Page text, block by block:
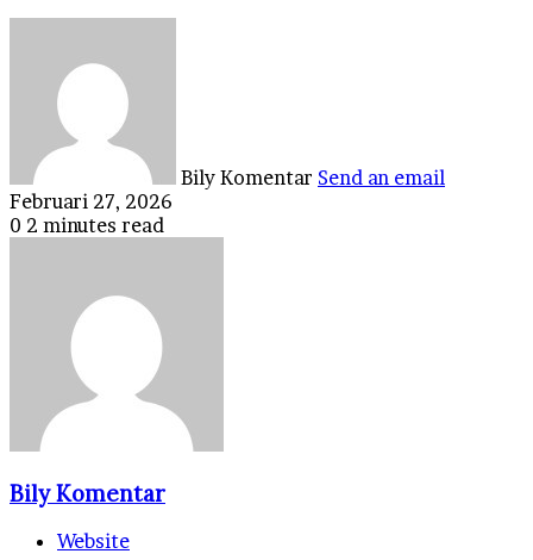
Bily Komentar Send an email
Februari 27, 2026
0 2 minutes read
Bily Komentar
Website